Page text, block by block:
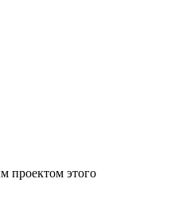
проектом этого